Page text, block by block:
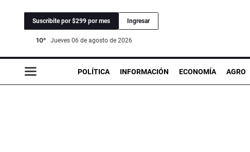
Suscribite por $299 por mes Ingresar
10° jueves 06 de agosto de 2026
POLÍTICA INFORMACIÓN ECONOMÍA AGRO